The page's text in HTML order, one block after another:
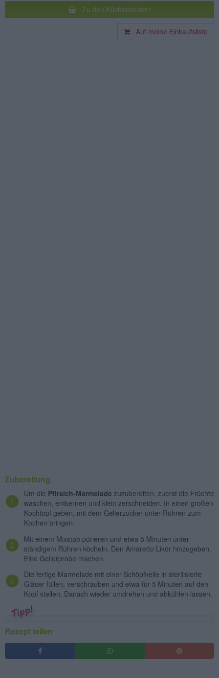
Zu den Küchenhelfern
Auf meine Einkaufsliste
Zubereitung
Um die Pfirsich-Marmelade zuzubereiten, zuerst die Früchte
waschen, entkernen und klein zerschneiden. In einen großen
Kochtopf geben, mit dem Gelierzucker unter Rühren zum
Kochen bringen.
Mit einem Mixstab pürieren und etwa 5 Minuten unter
ständigem Rühren köcheln. Den Amaretto Likör hinzugeben.
Eine Gelierprobe machen.
Die fertige Marmelade mit einer Schöpfkelle in sterilisierte
Gläser füllen, verschrauben und etwa für 5 Minuten auf den
Kopf stellen. Danach wieder umdrehen und abkühlen lassen.
Rezept teilen